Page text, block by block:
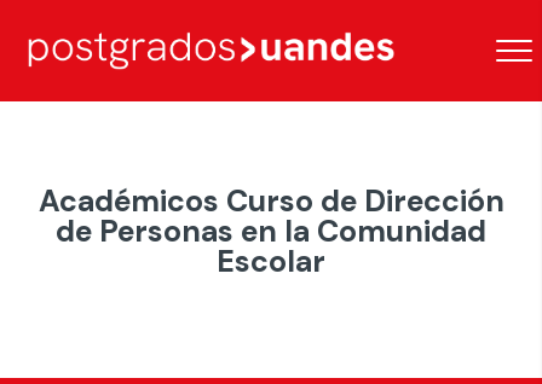
Académicos Curso de Dirección
de Personas en la Comunidad
Escolar